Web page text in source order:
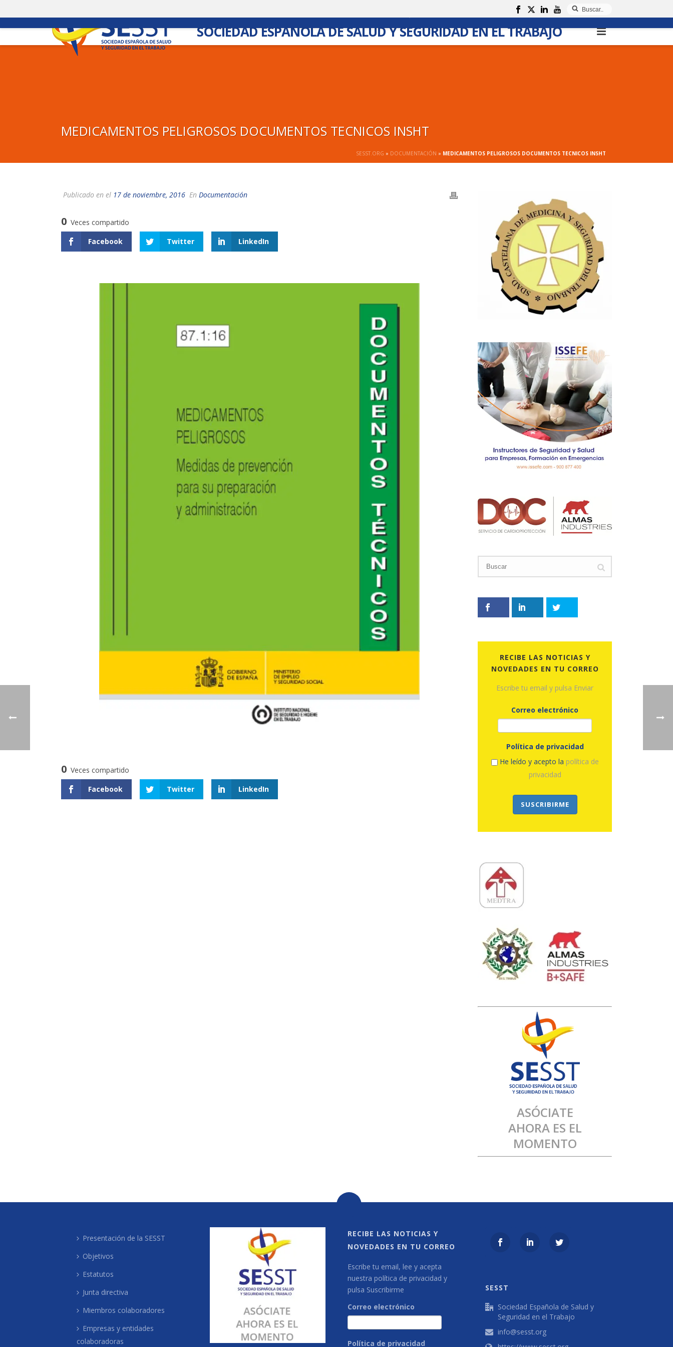
SOCIEDAD ESPAÑOLA DE SALUD Y SEGURIDAD EN EL TRABAJO
CONTACTO Y SUGERENCIAS HAZTE SOCIO
MEDICAMENTOS PELIGROSOS DOCUMENTOS TECNICOS INSHT
SESST.ORG » DOCUMENTACIÓN » MEDICAMENTOS PELIGROSOS DOCUMENTOS TECNICOS INSHT
Publicado en el 17 de noviembre, 2016 En Documentación
0 Veces compartido
Facebook
Twitter LinkedIn
0 Veces compartido
Facebook
Twitter LinkedIn
RECIBE LAS NOTICIAS Y
NOVEDADES EN TU CORREO
Escribe tu email y pulsa Enviar
Correo electrónico
Política de privacidad
He leído y acepto la política de
privacidad
SUSCRIBIRME
ASÓCIATE
AHORA ES EL
MOMENTO
Presentación de la SESST
Objetivos
Estatutos
Junta directiva
Miembros colaboradores
Empresas y entidades
colaboradoras
RECIBE LAS NOTICIAS Y
NOVEDADES EN TU CORREO
Escribe tu email, lee y acepta
nuestra política de privacidad y
pulsa Suscribirme
Correo electrónico
Política de privacidad
SESST
Sociedad Española de Salud y
Seguridad en el Trabajo
info@sesst.org